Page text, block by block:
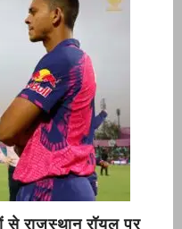
से राजस्थान रॉयल पर